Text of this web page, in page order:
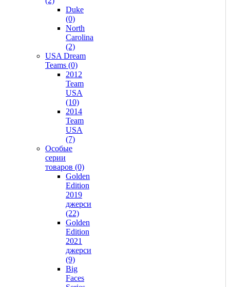
Duke
(0)
North
Carolina
(2)
USA Dream
Teams (0)
2012
Team
USA
(10)
2014
Team
USA
(7)
Особые
серии
товаров (0)
Golden
Edition
2019
джерси
(22)
Golden
Edition
2021
джерси
(9)
Big
Faces